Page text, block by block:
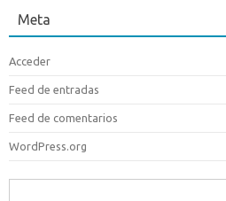
Meta
Acceder
Feed de entradas
Feed de comentarios
WordPress.org